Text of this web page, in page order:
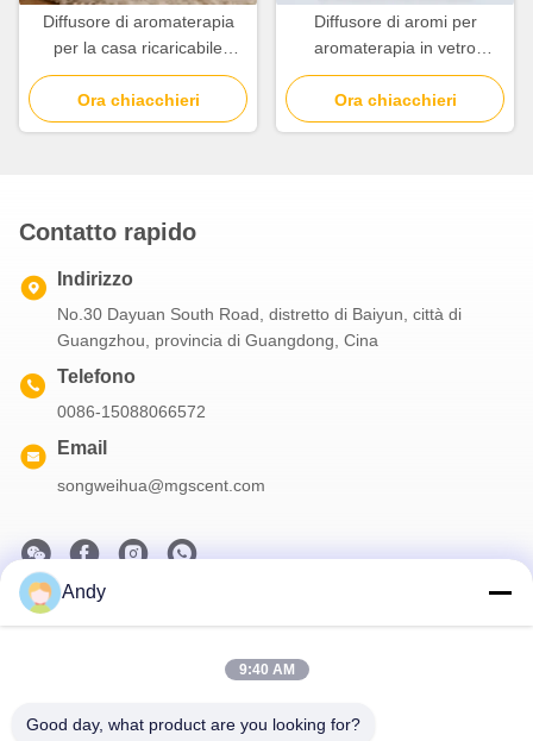
Diffusore di aromaterapia
per la casa ricaricabile
100cbm Copertura con
controllo di illuminazione
indipendente
Ora chiacchieri
Diffusore di aromi per
aromaterapia in vetro
soffiato a mano con
conservazione venature del
legno naturale
Ora chiacchieri
Contatto rapido
Indirizzo
No.30 Dayuan South Road, distretto di Baiyun, città di
Guangzhou, provincia di Guangdong, Cina
Telefono
0086-15088066572
Email
songweihua@mgscent.com
La nostra newsletter
Iscriviti alla nostra newsletter per sconti e altro.
Andy
9:40 AM
Good day, what product are you looking for?